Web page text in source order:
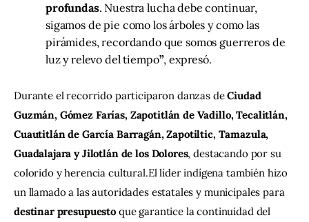
profundas. Nuestra lucha debe continuar,
sigamos de pie como los árboles y como las
pirámides, recordando que somos guerreros de
luz y relevo del tiempo”, expresó.
Durante el recorrido participaron danzas de Ciudad
Guzmán, Gómez Farías, Zapotitlán de Vadillo, Tecalitlán,
Cuautitlán de García Barragán, Zapotiltic, Tamazula,
Guadalajara y Jilotlán de los Dolores, destacando por su
colorido y herencia cultural.El líder indígena también hizo
un llamado a las autoridades estatales y municipales para
destinar presupuesto que garantice la continuidad del